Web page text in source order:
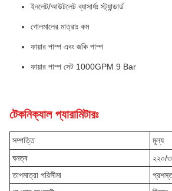
ইনলেট/আউটলেট ব্যাসার্ধঃ স্ট্যান্ডার্ড
গোলমালের মাত্রাঃ কম
ফায়ার পাম্প এবং জকি পাম্প
ফায়ার পাম্প সেট 1000GPM 9 Bar
টেকনিক্যাল প্যারামিটারঃ
সম্পত্তি
মূল্য
ঘনত্ব
২২০/
তাপমাত্রা পরিসীমা